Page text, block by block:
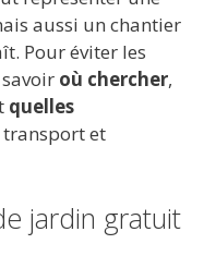
aussi un chantier
Pour éviter les
où chercher,
quelles
et
jardin gratuit